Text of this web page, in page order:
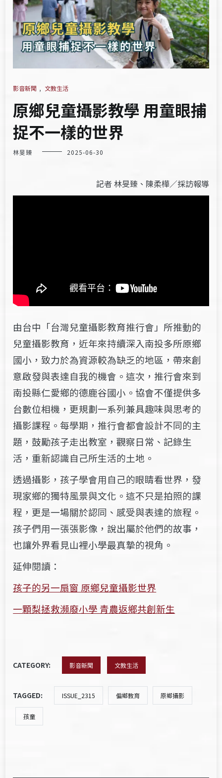
影音新聞 , 文教生活
原鄉兒童攝影教學 用童眼捕
捉不一樣的世界
林旻臻 2025-06-30
記者 林旻臻、陳柔樺／採訪報導
由台中「台灣兒童攝影教育推行會」所推動的
兒童攝影教育，近年來持續深入南投多所原鄉
國小，致力於為資源較為缺乏的地區，帶來創
意啟發與表達自我的機會。這次，推行會來到
南投縣仁愛鄉的德鹿谷國小。協會不僅提供多
台數位相機，更規劃一系列兼具趣味與思考的
攝影課程。每學期，推行會都會設計不同的主
題，鼓勵孩子走出教室，觀察日常、記錄生
活，重新認識自己所生活的土地。
透過攝影，孩子學會用自己的眼睛看世界，發
現家鄉的獨特風景與文化。這不只是拍照的課
程，更是一場關於認同、感受與表達的旅程。
孩子們用一張張影像，說出屬於他們的故事，
也讓外界看見山裡小學最真摯的視角。
延伸閱讀：
孩子的另一扇窗 原鄉兒童攝影世界
一顆梨拯救瀕廢小學 青農返鄉共創新生
CATEGORY: 影音新聞 文教生活
TAGGED: ISSUE_2315 偏鄉教育 原鄉攝影
孩童